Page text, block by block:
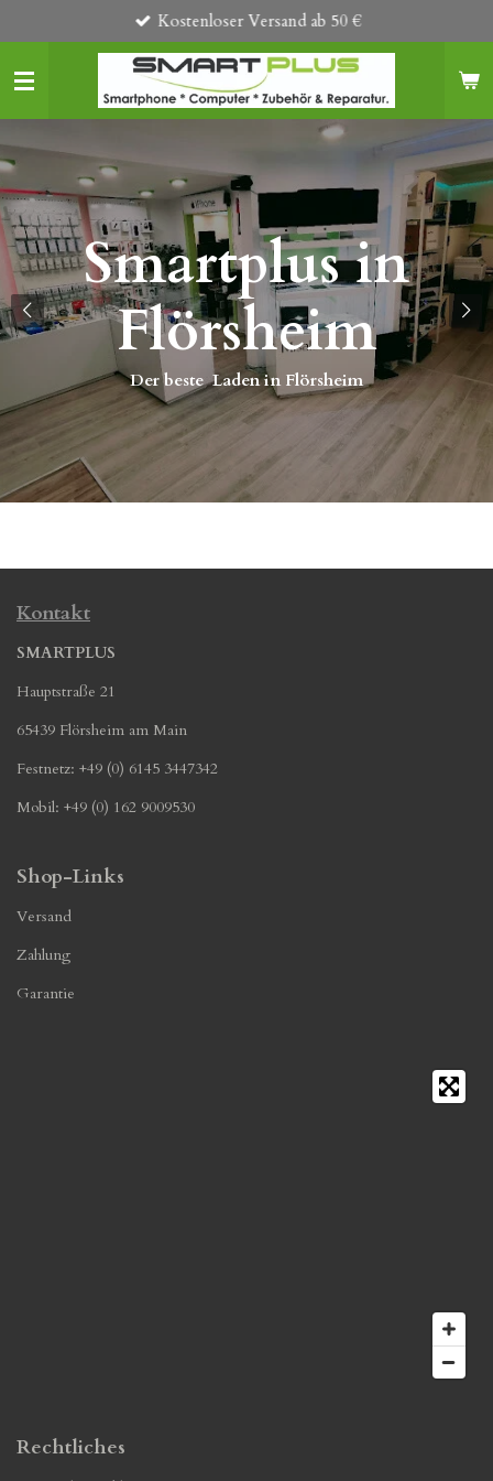
Hauptinhalt
springen
Kostenloser Versand ab 50 €
Smartplus in
Flörsheim
Der beste Laden in Flörsheim
Kontakt
SMARTPLUS
Hauptstraße 21
65439 Flörsheim am Main
Festnetz: +49 (0) 6145 3447342
Mobil: +49 (0) 162 9009530
Shop-Links
Versand
Zahlung
Garantie
Rechtliches